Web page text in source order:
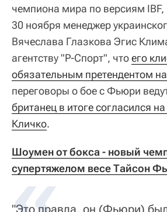
чемпиона мира по версиям IBF,
30 ноября менеджер
Вячеслава Глазкова Эгис
агентству "Р-Спорт", чтоего
обязательным претендентом
переговоры о бое с Фьюри
британец в итоге согласился
Кличко.
Шоумен от бокса - новый
супертяжелом весе Тайсон
"Это правда, он (Фьюри)